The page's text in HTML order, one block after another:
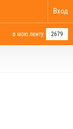
Вход
в мою ленту 2679